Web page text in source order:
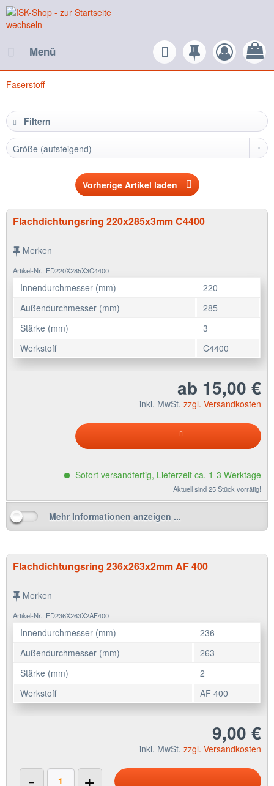
Menü
Faserstoff
Filtern
Vorherige Artikel laden
Flachdichtungsring 220x285x3mm C4400
Merken
Artikel-Nr.: FD220X285X3C4400
Innendurchmesser (mm)
220
Außendurchmesser (mm)
285
Stärke (mm)
3
Werkstoff
C4400
ab 15,00 €
inkl. MwSt. zzgl. Versandkosten
Sofort versandfertig, Lieferzeit ca. 1-3 Werktage
Aktuell sind 25 Stück vorrätig!
Mehr Informationen anzeigen ...
Flachdichtungsring 236x263x2mm AF 400
Merken
Artikel-Nr.: FD236X263X2AF400
Innendurchmesser (mm)
236
Außendurchmesser (mm)
263
Stärke (mm)
2
Werkstoff
AF 400
9,00 €
inkl. MwSt. zzgl. Versandkosten
- +